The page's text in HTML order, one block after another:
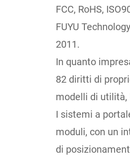
FCC, RoHS,
FUYU
2011.
In quanto
82 diritti di
modelli di
I sistemi a
moduli, con un
di